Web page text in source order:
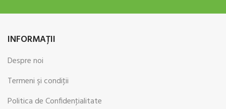
INFORMAŢII
Despre noi
Termeni şi condiţii
Politica de Confidenţialitate